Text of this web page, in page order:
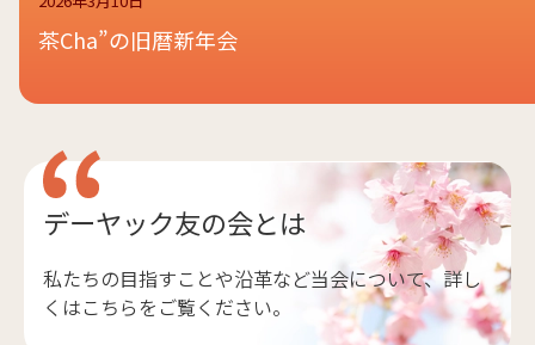
茶Cha”の旧暦新年会
デーヤック友の会とは
私たちの目指すことや沿革など当会について、詳し
くはこちらをご覧ください。